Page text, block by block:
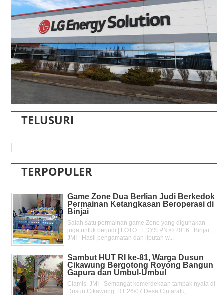
TELUSURI
TERPOPULER
Game Zone Dua Berlian Judi Berkedok
Permainan Ketangkasan Beroperasi di
Binjai
Salah satu permainan game Zone yang digunakan
juga untuk berjudi | FOTO : EDYS PN © 2016 Binjai,
JMI - Hasil pengamatan dan liputan w...
Sambut HUT RI ke-81, Warga Dusun
Cikawung Bergotong Royong Bangun
Gapura dan Umbul-Umbul
Ciamis, JMI - Semangat kemerdekaan tampak nyata di
Dusun Cikawung, RT 26/07 Desa Cintaratu,